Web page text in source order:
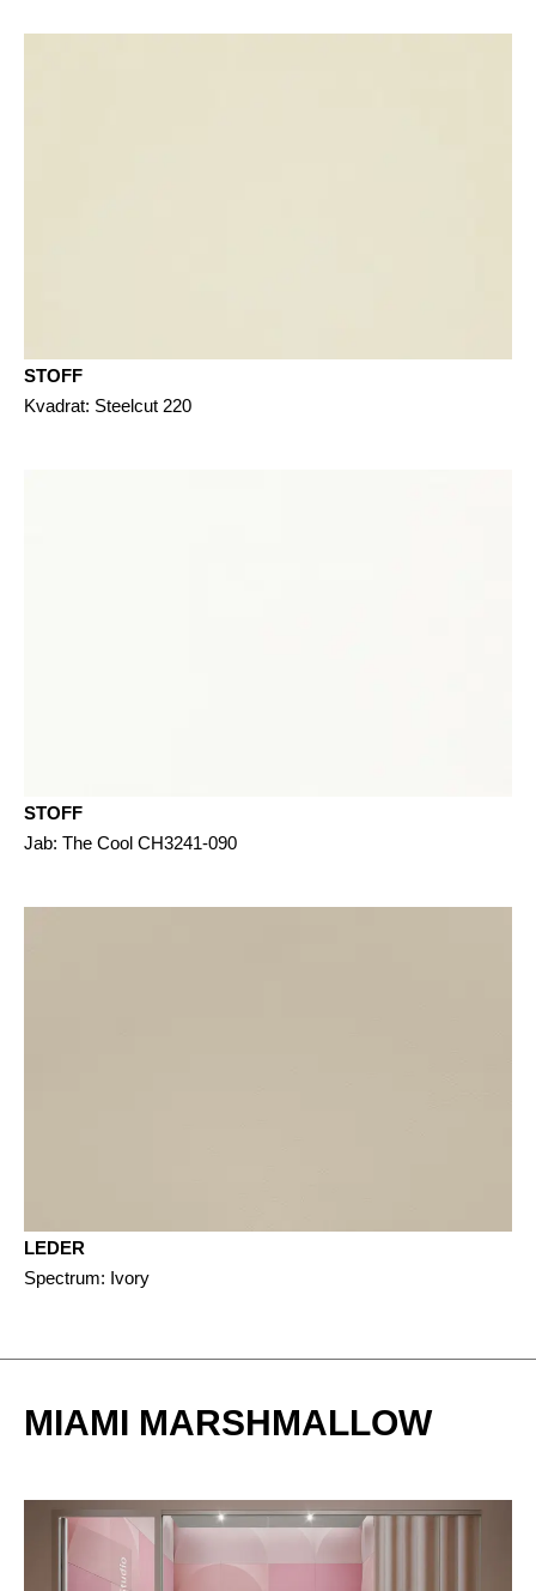
STOFF
Kvadrat: Steelcut 220
STOFF
Jab: The Cool CH3241-090
LEDER
Spectrum: Ivory
MIAMI MARSHMALLOW